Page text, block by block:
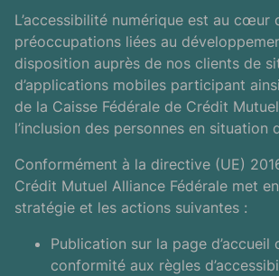
L’accessibilité numérique est au cœur
préoccupations liées au
disposition auprès de nos clients de
d’applications mobiles participant
de la Caisse Fédérale de Crédit
l’inclusion des personnes en situation
Conformément à la directive (UE)
Crédit Mutuel Alliance Fédérale met
stratégie et les actions suivantes :
Publication sur la page d’accueil
conformité aux règles